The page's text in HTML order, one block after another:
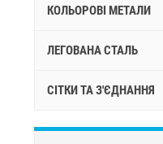
КОЛЬОРОВІ МЕТАЛИ
ЛЕГОВАНА СТАЛЬ
СІТКИ ТА З'ЄДНАННЯ